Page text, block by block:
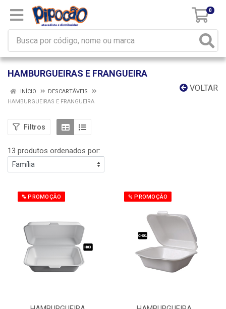
0
HAMBURGUEIRAS E FRANGUEIRA
VOLTAR
INÍCIO
DESCARTÁVEIS
HAMBURGUEIRAS E FRANGUEIRA
Filtros
13 produtos ordenados por:
% PROMOÇÃO % PROMOÇÃO